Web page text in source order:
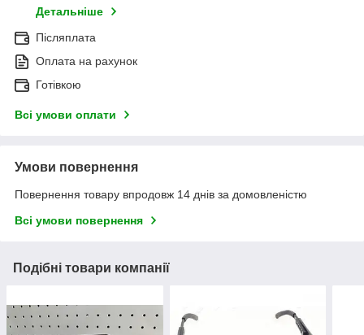
Детальніше
Післяплата
Оплата на рахунок
Готівкою
Всі умови оплати
Умови повернення
Повернення товару впродовж 14 днів за домовленістю
Всі умови повернення
Подібні товари компанії